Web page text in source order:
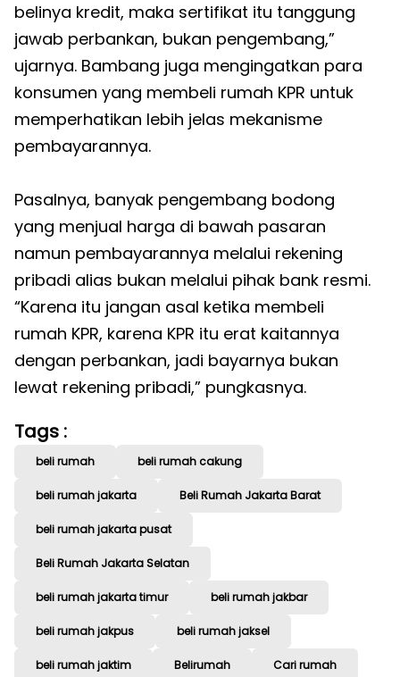
belinya kredit, maka sertifikat itu tanggung
jawab perbankan, bukan pengembang,”
ujarnya. Bambang juga mengingatkan para
konsumen yang membeli rumah KPR untuk
memperhatikan lebih jelas mekanisme
pembayarannya.
Pasalnya, banyak pengembang bodong
yang menjual harga di bawah pasaran
namun pembayarannya melalui rekening
pribadi alias bukan melalui pihak bank resmi.
“Karena itu jangan asal ketika membeli
rumah KPR, karena KPR itu erat kaitannya
dengan perbankan, jadi bayarnya bukan
lewat rekening pribadi,” pungkasnya.
Tags :
beli rumah beli rumah cakung
beli rumah jakarta Beli Rumah Jakarta Barat
beli rumah jakarta pusat
Beli Rumah Jakarta Selatan
beli rumah jakarta timur beli rumah jakbar
beli rumah jakpus beli rumah jaksel
beli rumah jaktim Belirumah Cari rumah